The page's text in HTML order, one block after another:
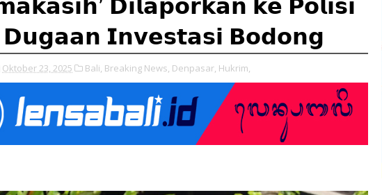
𝗗𝗶𝗹𝗮𝗽𝗼𝗿𝗸𝗮𝗻 𝗸𝗲 𝗣𝗼𝗹𝗶𝘀𝗶
𝗗𝘂𝗴𝗮𝗮𝗻 𝗜𝗻𝘃𝗲𝘀𝘁𝗮𝘀𝗶 𝗕𝗼𝗱𝗼𝗻𝗴
Oktober 23, 2025 Bali, Breaking News, Denpasar, Hukrim,